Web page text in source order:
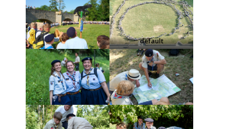
default